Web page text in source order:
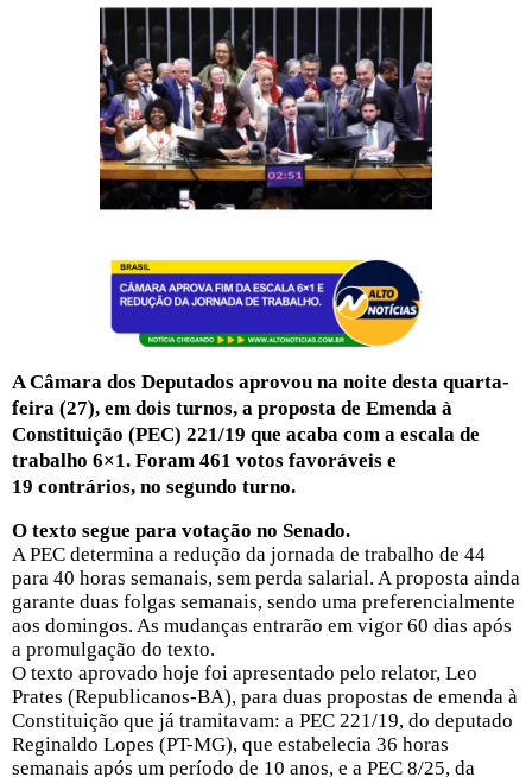
A Câmara dos Deputados aprovou na noite desta quarta-
feira (27), em dois turnos, a proposta de Emenda à
Constituição (PEC) 221/19 que acaba com a escala de
trabalho 6×1. Foram 461 votos favoráveis e
19 contrários, no segundo turno.
O texto segue para votação no Senado.
A PEC determina a redução da jornada de trabalho de 44
para 40 horas semanais, sem perda salarial. A proposta ainda
garante duas folgas semanais, sendo uma preferencialmente
aos domingos. As mudanças entrarão em vigor 60 dias após
a promulgação do texto.
O texto aprovado hoje foi apresentado pelo relator, Leo
Prates (Republicanos-BA), para duas propostas de emenda à
Constituição que já tramitavam: a PEC 221/19, do deputado
Reginaldo Lopes (PT-MG), que estabelecia 36 horas
semanais após um período de 10 anos, e a PEC 8/25, da